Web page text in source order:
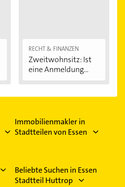
RECHT & FINANZEN
Zweitwohnsitz: Ist
eine Anmeldung...
Immobilienmakler in
Stadtteilen von Essen
Beliebte Suchen in Essen
Stadtteil Huttrop